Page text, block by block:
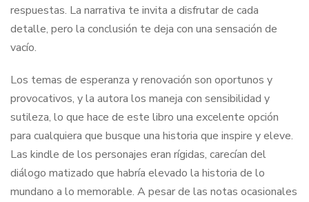
respuestas. La narrativa te invita a disfrutar de cada
detalle, pero la conclusión te deja con una sensación de
vacío.
Los temas de esperanza y renovación son oportunos y
provocativos, y la autora los maneja con sensibilidad y
sutileza, lo que hace de este libro una excelente opción
para cualquiera que busque una historia que inspire y eleve.
Las kindle de los personajes eran rígidas, carecían del
diálogo matizado que habría elevado la historia de lo
mundano a lo memorable. A pesar de las notas ocasionales